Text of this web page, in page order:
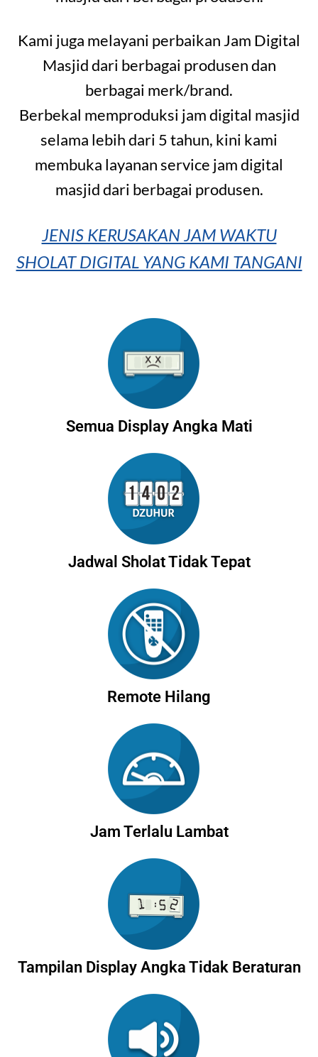
Kami juga melayani perbaikan Jam Digital
Masjid dari berbagai produsen dan
berbagai merk/brand.
Berbekal memproduksi jam digital masjid
selama lebih dari 5 tahun, kini kami
membuka layanan service jam digital
masjid dari berbagai produsen.
JENIS KERUSAKAN JAM WAKTU
SHOLAT DIGITAL YANG KAMI TANGANI
Semua Display Angka Mati
Jadwal Sholat Tidak Tepat
Remote Hilang
Jam Terlalu Lambat
Tampilan Display Angka Tidak Beraturan